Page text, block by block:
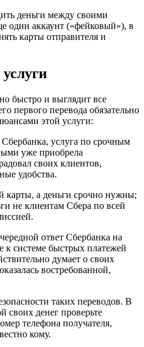
деньги между своими
один аккаунт («фейковый»), в
карты отправителя и
быстро и выглядит все
первого перевода обязательно
этой услуги:
услуга по срочным
уже приобрела
своих клиентов,
удобства.
карты, а деньги срочно нужны;
не клиентам Сбера по всей
ответ Сбербанка на
к системе быстрых платежей
думает о своих
востребованной,
таких переводов. В
своих денег проверьте
телефона получателя,
кому.